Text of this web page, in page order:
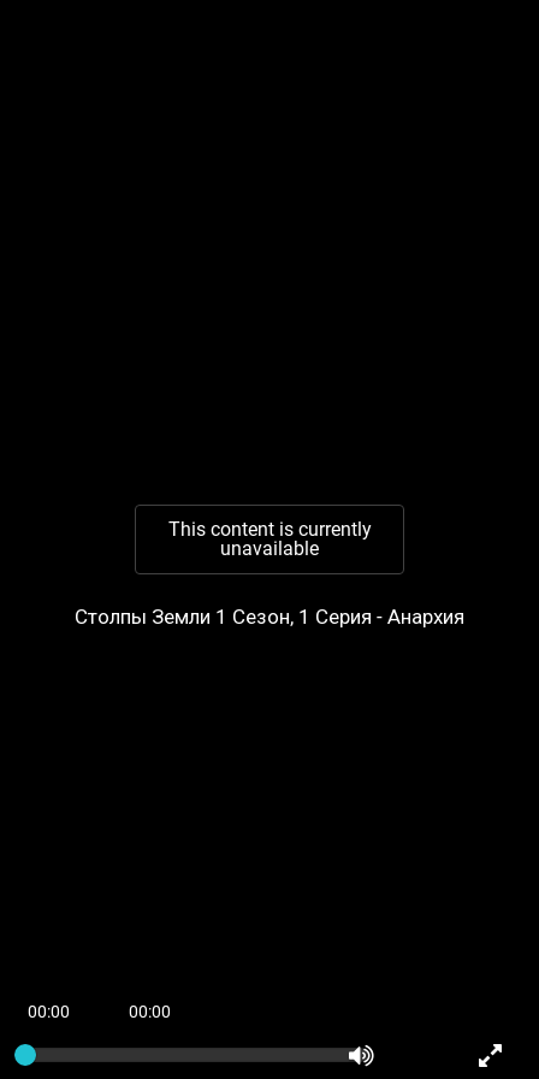
This content is currently
unavailable
Столпы Земли 1 Сезон, 1 Серия - Анархия
00:00 00:00